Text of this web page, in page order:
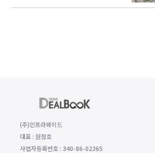
(주)인프라와이드
대표 : 원정호
사업자등록번호 : 340-86-02365